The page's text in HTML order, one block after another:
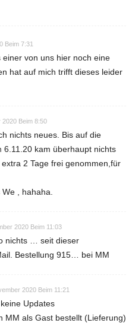
Beim 7:31
von uns hier noch eine
hat auf mich trifft dieses leider
2020 Beim 8:50
nichts neues. Bis auf die
6.11.20 kam überhaupt nichts
2 Tage frei genommen,für
, hahaha.
2020 Beim 11:03
nichts … seit dieser
Bestellung 915… bei MM
2020 Beim 11:21
Updates
MM als Gast bestellt (Lieferung)